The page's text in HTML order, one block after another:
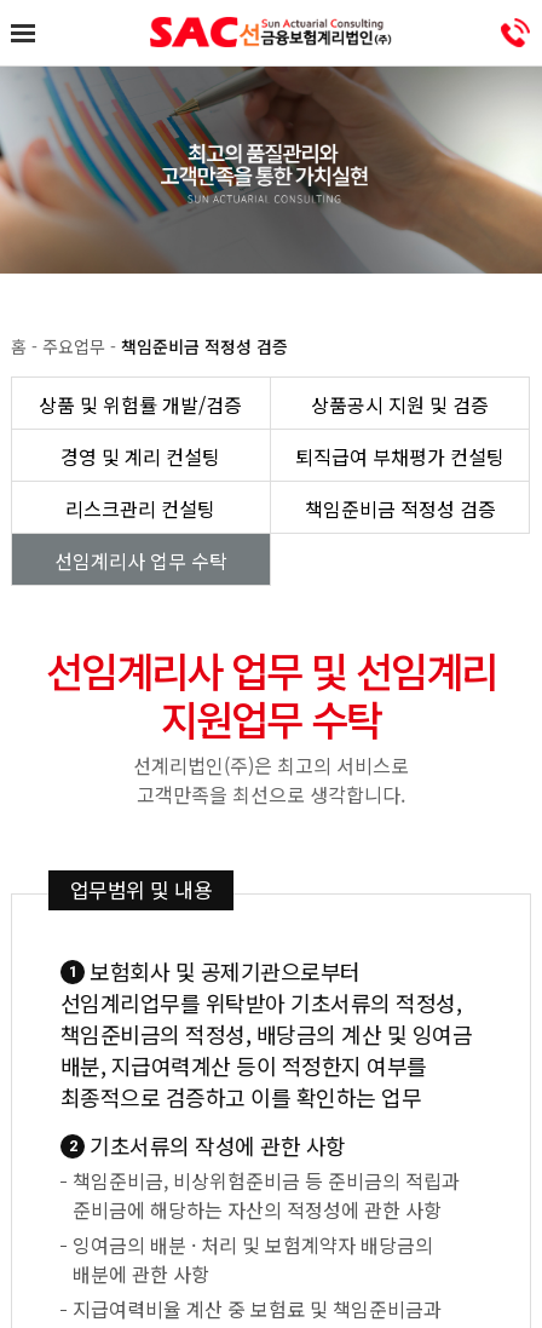
홈 - 주요업무 - 책임준비금 적정성 검증
상품 및 위험률 개발/검증
상품공시 지원 및 검증
경영 및 계리 컨설팅
퇴직급여 부채평가 컨설팅
리스크관리 컨설팅
책임준비금 적정성 검증
선임계리사 업무 수탁
선임계리사 업무 및 선임계리
지원업무 수탁
선계리법인(주)은 최고의 서비스로
고객만족을 최선으로 생각합니다.
업무범위 및 내용
1 보험회사 및 공제기관으로부터
선임계리업무를 위탁받아 기초서류의 적정성,
책임준비금의 적정성, 배당금의 계산 및 잉여금
배분,지급여력계산 등이 적정한지 여부를
최종적으로 검증하고 이를 확인하는 업무
2 기초서류의 작성에 관한 사항
책임준비금, 비상위험준비금 등 준비금의 적립과
준비금에 해당하는 자산의 적정성에 관한 사항
잉여금의 배분 · 처리 및 보험계약자 배당금의
배분에 관한 사항
지급여력비율 계산 중 보험료 및 책임준비금과